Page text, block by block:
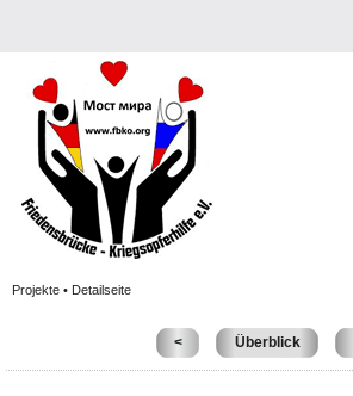
Projekte • Detailseite
< Überblick